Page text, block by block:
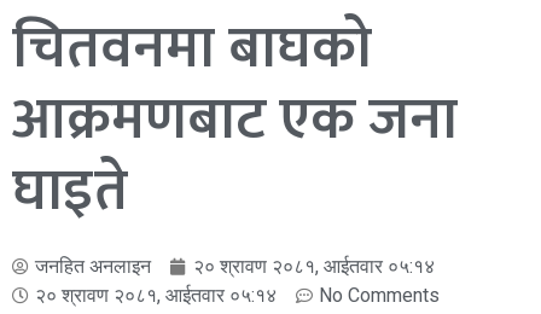
चितवनमा बाघको
आक्रमणबाट एक जना
घाइते
जनहित अनलाइन
२० श्रावण २०८१, आईतवार ०५:१४
२० श्रावण २०८१, आईतवार ०५:१४
No Comments